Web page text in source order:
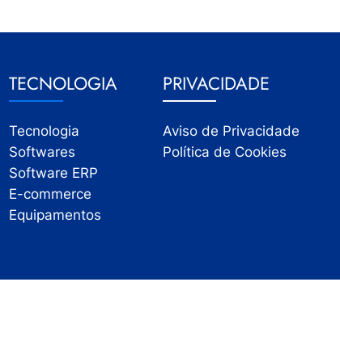
TECNOLOGIA
Tecnologia
Softwares
Software ERP
E-commerce
Equipamentos
PRIVACIDADE
Aviso de Privacidade
Política de Cookies